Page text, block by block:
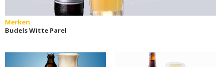
Merken
Budels Witte Parel